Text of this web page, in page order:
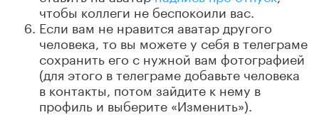
чтобы коллеги не беспокоили вас.
Если вам не нравится аватар другого
человека, то вы можете у себя в телеграме
сохранить его с нужной вам фотографией
(для этого в телеграме добавьте человека
в контакты, потом зайдите к нему в
профиль и выберите «Изменить»).